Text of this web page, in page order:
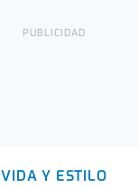
VIDA Y ESTILO